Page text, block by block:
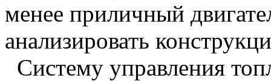
менее приличный
анализировать
Систему управления